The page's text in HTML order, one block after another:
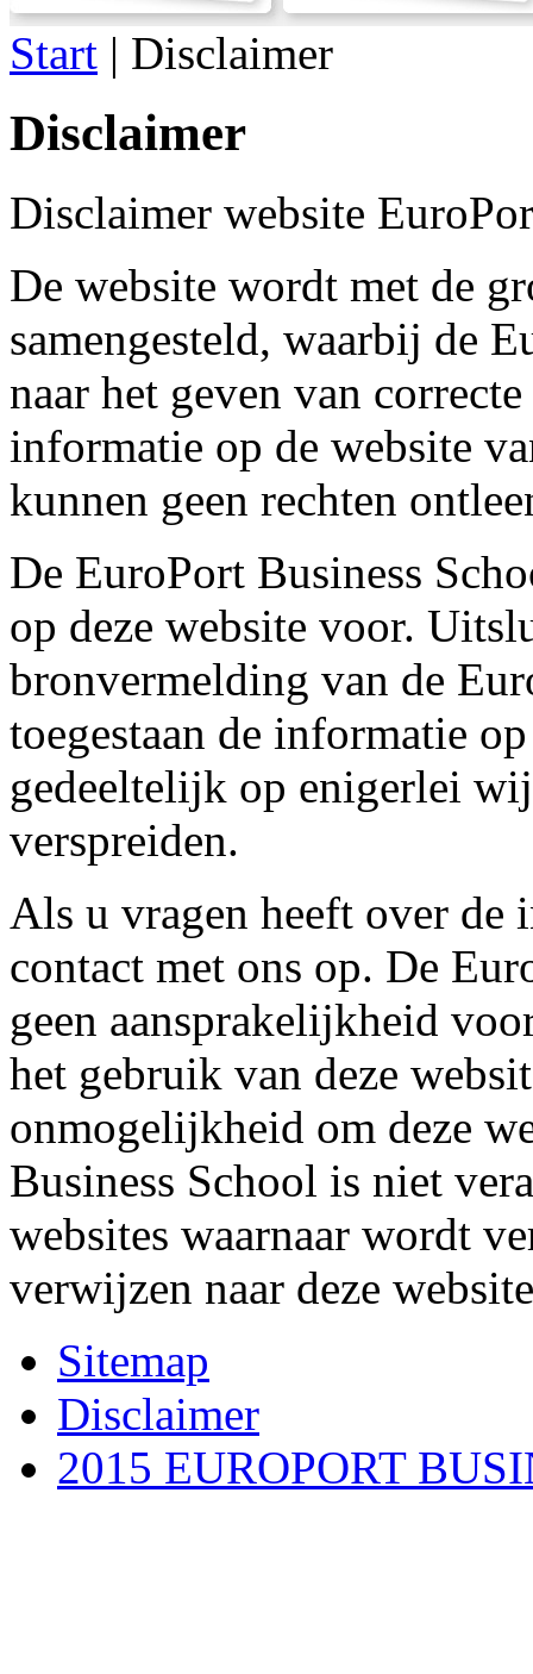
Start | Disclaimer
Disclaimer
Disclaimer website
De website wordt met de
samengesteld, waarbij de
naar het geven van
informatie op de website
kunnen geen rechten
De EuroPort Business
op deze website voor.
bronvermelding van de
toegestaan de informatie
gedeeltelijk op enigerlei
verspreiden.
Als u vragen heeft over de
contact met ons op. De
geen aansprakelijkheid
het gebruik van deze
onmogelijkheid om deze
Business School is niet
websites waarnaar wordt
verwijzen naar deze
Sitemap
Disclaimer
2015 EUROPORT